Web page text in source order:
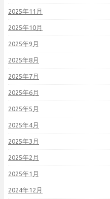
2025年11月
2025年10月
2025年9月
2025年8月
2025年7月
2025年6月
2025年5月
2025年4月
2025年3月
2025年2月
2025年1月
2024年12月